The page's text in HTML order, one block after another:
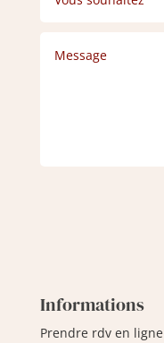
Informations
Prendre rdv en ligne